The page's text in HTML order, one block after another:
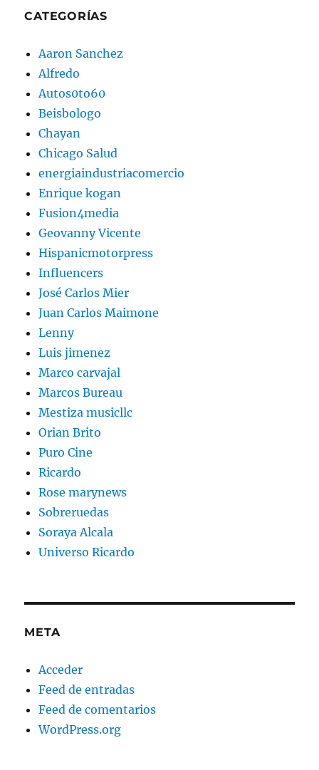
CATEGORÍAS
Aaron Sanchez
Alfredo
Autos0to60
Beisbologo
Chayan
Chicago Salud
energiaindustriacomercio
Enrique kogan
Fusion4media
Geovanny Vicente
Hispanicmotorpress
Influencers
José Carlos Mier
Juan Carlos Maimone
Lenny
Luis jimenez
Marco carvajal
Marcos Bureau
Mestiza musicllc
Orian Brito
Puro Cine
Ricardo
Rose marynews
Sobreruedas
Soraya Alcala
Universo Ricardo
META
Acceder
Feed de entradas
Feed de comentarios
WordPress.org